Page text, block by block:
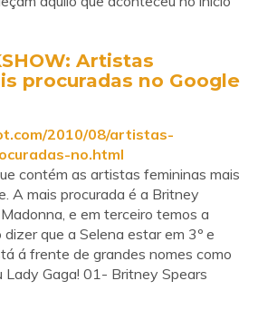
Artistas
procuradas no Google
2010/08/artistas-
no.html
contém as artistas femininas mais
A mais procurada é a Britney
e em terceiro temos a
que a Selena estar em 3º e
á frente de grandes nomes como
Lady Gaga! 01- Britney Spears